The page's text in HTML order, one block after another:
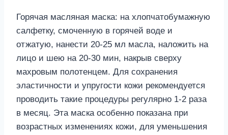
Горячая масляная маска: на хлопчатобумажную
салфетку, смоченную в горячей воде и
отжатую, нанести 20-25 мл масла, наложить на
лицо и шею на 20-30 мин, накрыв сверху
махровым полотенцем. Для сохранения
эластичности и упругости кожи рекомендуется
проводить такие процедуры регулярно 1-2 раза
в месяц. Эта маска особенно показана при
возрастных изменениях кожи, для уменьшения